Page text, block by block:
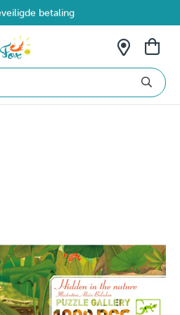
betaling
vanaf €69 in België